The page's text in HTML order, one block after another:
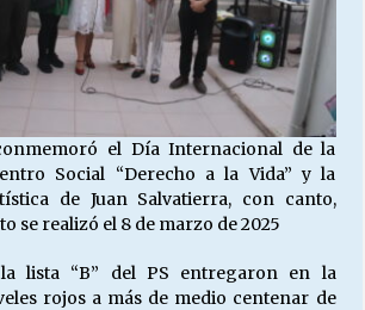
¿Qué habrían dicho?
23/06/2026
A SER ALTERNATIVA
16/06/2026
MUNICIPALIDADES, HONORARIOS, DESPIDOS
28/05/2026
el Día Internacional de la
Social “Derecho a la Vida” y la
de Juan Salvatierra, con canto,
se realizó el 8 de marzo de 2025
lista “B” del PS entregaron en la
rojos a más de medio centenar de